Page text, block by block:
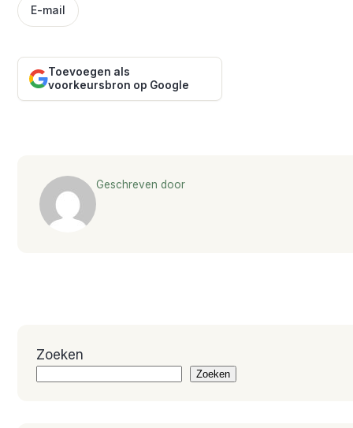
E-mail
Toevoegen als
voorkeursbron op Google
Geschreven door
Zoeken
Zoeken